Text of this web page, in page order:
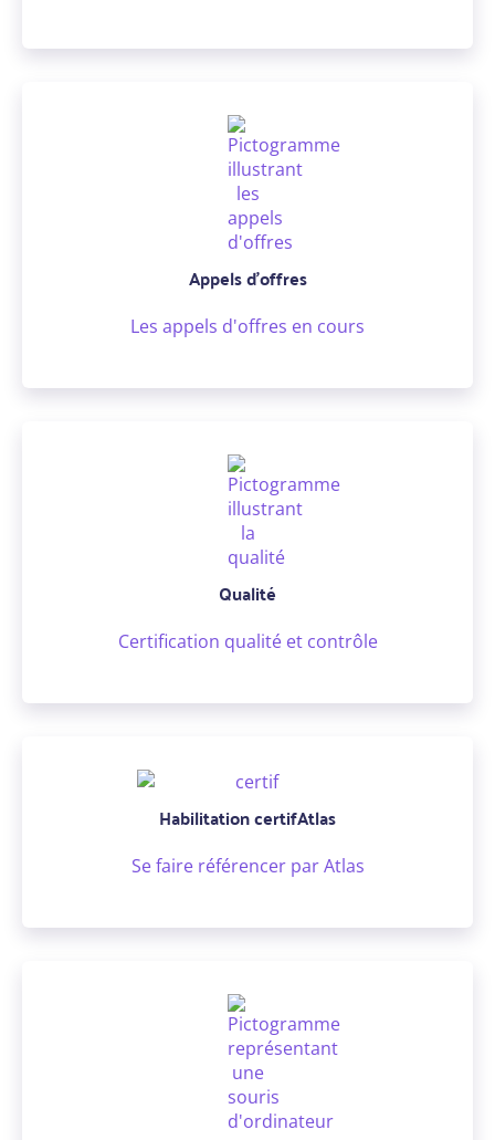
Appels d’offres
Les appels d'offres en cours
Qualité
Certification qualité et contrôle
Habilitation certifAtlas
Se faire référencer par Atlas